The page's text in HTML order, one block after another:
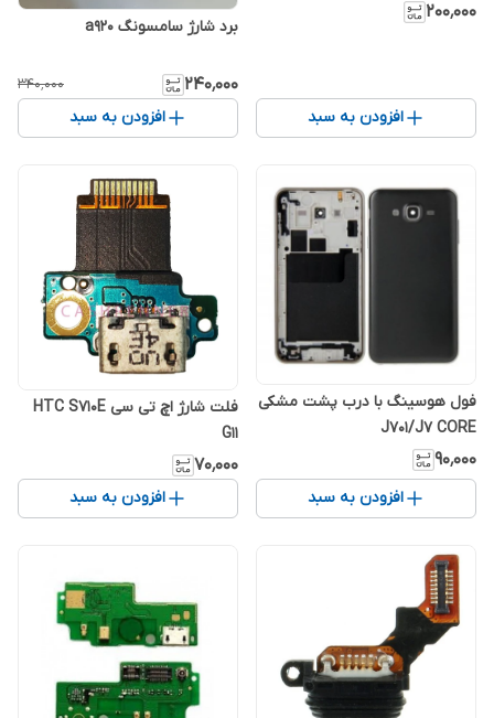
۲۰۰٬۰۰۰
افزودن به سبد
برد شارژ سامسونگ a920
۲۴۰٬۰۰۰ ۳۴۰٬۰۰۰
افزودن به سبد
فول هوسینگ با درب پشت مشکی
J701/J7 CORE
۹۰٬۰۰۰
افزودن به سبد
فلت شارژ اچ تی سی HTC S710E
G11
۷۰٬۰۰۰
افزودن به سبد